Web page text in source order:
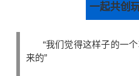
一起共创
“我们觉得这样子的一
来的”